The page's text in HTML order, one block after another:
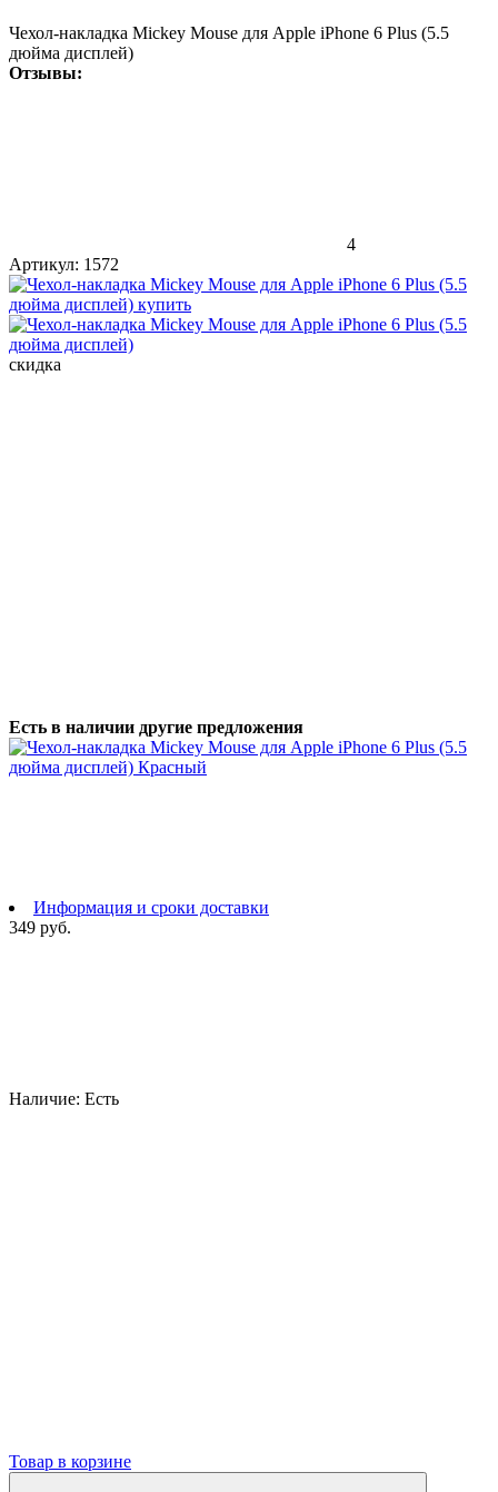
Чехол-накладка Mickey Mouse для Apple iPhone 6 Plus (5.5
дюйма дисплей)
Отзывы:
4
Артикул: 1572
скидка
Есть в наличии другие предложения
Информация и сроки доставки
349 руб.
Наличие: Есть
Товар в корзине